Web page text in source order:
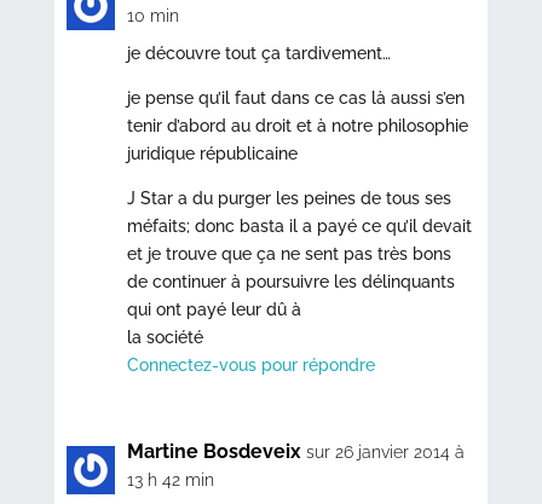
10 min
je découvre tout ça tardivement…
je pense qu’il faut dans ce cas là aussi s’en
tenir d’abord au droit et à notre philosophie
juridique républicaine
J Star a du purger les peines de tous ses
méfaits; donc basta il a payé ce qu’il devait
et je trouve que ça ne sent pas très bons
de continuer à poursuivre les délinquants
qui ont payé leur dû à
la société
Connectez-vous pour répondre
Martine Bosdeveix sur 26 janvier 2014 à
13 h 42 min